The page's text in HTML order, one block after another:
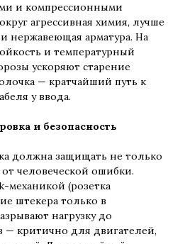
и компрессионными
агрессивная химия, лучше
нержавеющая арматура. На
и температурный
ускоряют старение
— кратчайший путь к
у ввода.
и безопасность
должна защищать не только
человеческой ошибки.
механикой (розетка
штекера только в
нагрузку до
— критично для двигателей,